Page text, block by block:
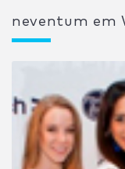
neventum em